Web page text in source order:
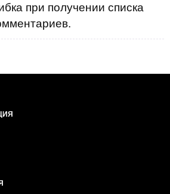
при получении списка